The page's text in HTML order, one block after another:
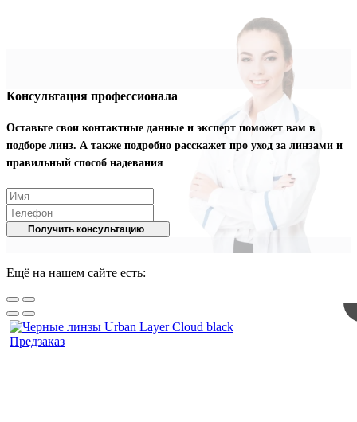
Консультация профессионала
Оставьте свои контактные данные и эксперт поможет вам в
подборе линз. А также подробно расскажет про уход за линзами и
правильный способ надевания
Получить консультацию
Ещё на нашем сайте есть:
Предзаказ